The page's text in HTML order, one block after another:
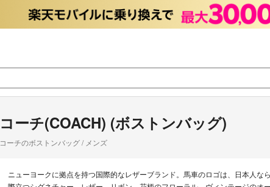
コーチ(COACH) (ボストンバッグ)
コーチのボストンバッグ / メンズ
ニューヨークに拠点を持つ国際的なレザーブランド。馬車のロゴは、日本人